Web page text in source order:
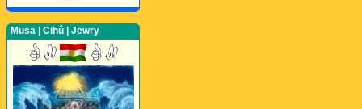
Musa | Cihû | Jewry